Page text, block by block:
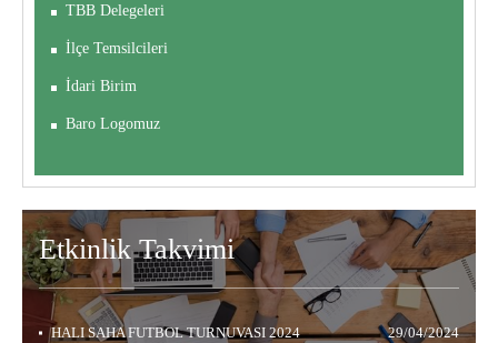
TBB Delegeleri
İlçe Temsilcileri
İdari Birim
Baro Logomuz
EtkinlikTakvimi
29/04/2024
HALI SAHA FUTBOL TURNUVASI 2024